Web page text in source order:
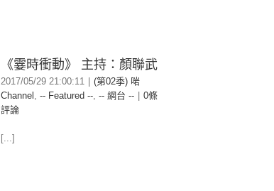
《霎時衝動》 主持：顏聯武
2017/05/29 21:00:11
(第02季) 啱
Channel , -- Featured --, -- 網台 --
0條
評論
[...]